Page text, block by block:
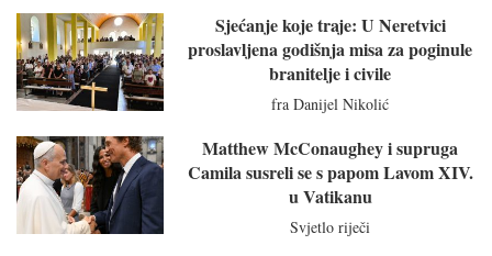
Sjećanje koje traje: U Neretvici
proslavljena godišnja misa za poginule
branitelje i civile
fra Danijel Nikolić
Matthew McConaughey i supruga
Camila susreli se s papom Lavom XIV.
u Vatikanu
Svjetlo riječi